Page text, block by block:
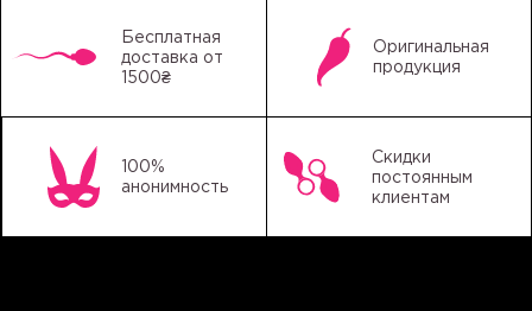
Бесплатная
доставка от
1500₴
Оригинальная
продукция
100%
анонимность
Скидки
постоянным
клиентам